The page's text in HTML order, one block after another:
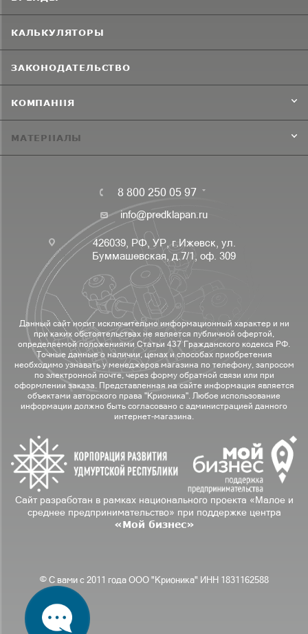
КАЛЬКУЛЯТОРЫ
ЗАКОНОДАТЕЛЬСТВО
КОМПАНИЯ
МАТЕРИАЛЫ
8 800 250 05 97
info@predklapan.ru
426039, РФ, УР, г.Ижевск, ул.
Буммашевская, д.7/1, оф. 309
Данный сайт носит исключительно информационный характер и ни
при каких обстоятельствах не является публичной офертой,
определяемой положениями Статьи 437 Гражданского кодекса РФ.
Точные данные о наличии, ценах и способах приобретения
необходимо узнавать у менеджеров магазина по телефону, запросом
по электронной почте, через форму обратной связи или при
оформлении заказа. Представленная на сайте информация является
объектами авторского права "Крионика". Любое использование
информации должно быть согласовано с администрацией данного
интернет-магазина.
Сайт разработан в рамках национального проекта «Малое и
среднее предпринимательство» при поддержке центра
«Мой бизнес»
© С вами с 2011 года ООО "Крионика" ИНН 1831162588